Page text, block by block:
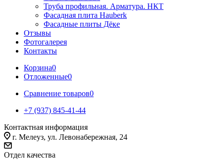
Труба профильная. Арматура. НКТ
Фасадная плита Hauberk
Фасадные плиты Дёке
Отзывы
Фотогалерея
Контакты
Корзина0
Отложенные0
Сравнение товаров0
+7 (937) 845-41-44
Контактная информация
г. Мелеуз, ул. Левонабережная, 24
Отдел качества